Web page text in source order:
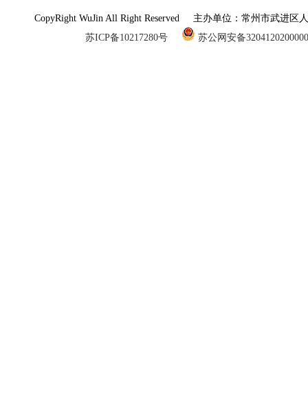
CopyRight WuJin All Right Reserved 主办单位：常州市武进
苏ICP备10217280号
苏公网安备